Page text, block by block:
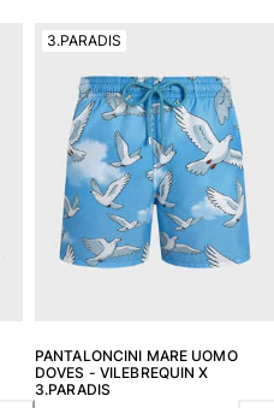
PANTALONCINI MARE UOMO
DOVES - VILEBREQUIN X
3.PARADIS
3.PARADIS